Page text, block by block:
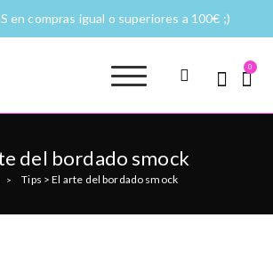
en compras igual o superiores a 100€ ;)
0
del bordado smock
> Tips >El arte del bordado smock